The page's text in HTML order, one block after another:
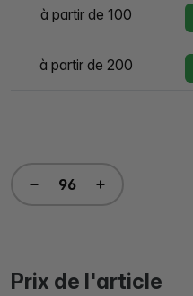
à partir de 100
à partir de 200
Prix de l'article